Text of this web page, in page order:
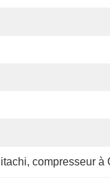
, compresseur à